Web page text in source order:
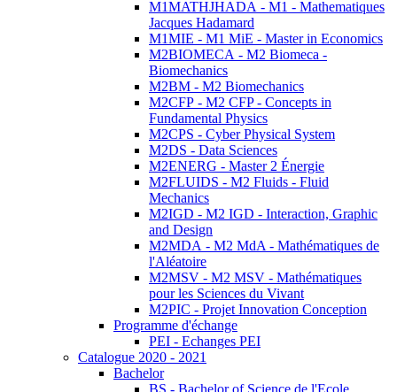
M1MATHJHADA - M1 - Mathematiques
Jacques Hadamard
M1MIE - M1 MiE - Master in Economics
M2BIOMECA - M2 Biomeca -
Biomechanics
M2BM - M2 Biomechanics
M2CFP - M2 CFP - Concepts in
Fundamental Physics
M2CPS - Cyber Physical System
M2DS - Data Sciences
M2ENERG - Master 2 Énergie
M2FLUIDS - M2 Fluids - Fluid
Mechanics
M2IGD - M2 IGD - Interaction, Graphic
and Design
M2MDA - M2 MdA - Mathématiques de
l'Aléatoire
M2MSV - M2 MSV - Mathématiques
pour les Sciences du Vivant
M2PIC - Projet Innovation Conception
Programme d'échange
PEI - Echanges PEI
Catalogue 2020 - 2021
Bachelor
BS - Bachelor of Science de l'Ecole